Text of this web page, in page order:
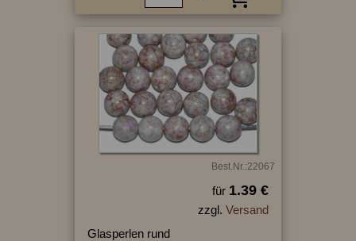
Best.Nr.:22067
für 1.39 €
zzgl. Versand
Glasperlen rund